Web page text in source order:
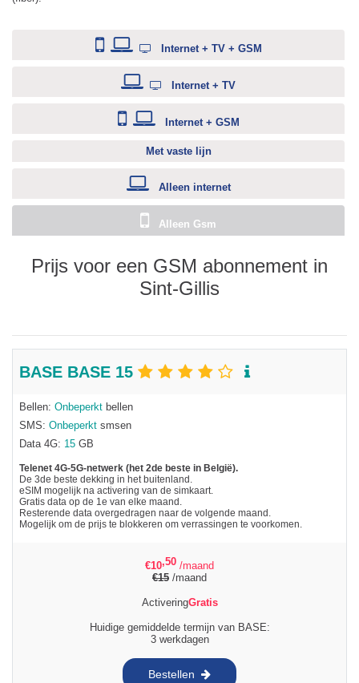
Internet + TV + GSM
Internet + TV
Internet + GSM
Met vaste lijn
Alleen internet
Alleen Gsm
Prijs voor een GSM abonnement in
Sint-Gillis
BASE BASE 15
Bellen: Onbeperkt bellen
SMS: Onbeperkt smsen
Data 4G: 15 GB
Telenet 4G-5G-netwerk (het 2de beste in België).
De 3de beste dekking in het buitenland.
eSIM mogelijk na activering van de simkaart.
Gratis data op de 1e van elke maand.
Resterende data overgedragen naar de volgende maand.
Mogelijk om de prijs te blokkeren om verrassingen te voorkomen.
€10,50 /maand
€15 /maand
ActiveringGratis
Huidige gemiddelde termijn van BASE:
3 werkdagen
Bestellen